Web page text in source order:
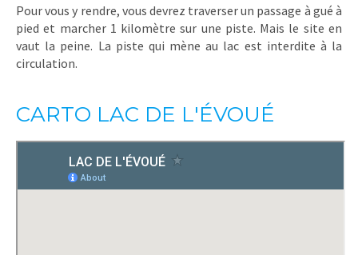
Pour vous y rendre, vous devrez traverser un passage à gué à
pied et marcher 1 kilomètre sur une piste. Mais le site en
vaut la peine. La piste qui mène au lac est interdite à la
circulation.
CARTO LAC DE L'ÉVOUÉ